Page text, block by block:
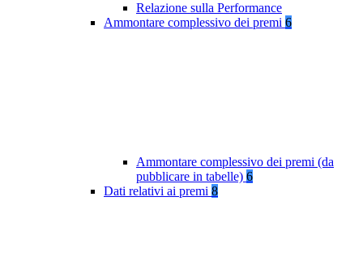
Relazione sulla Performance
Ammontare complessivo dei premi 6
Ammontare complessivo dei premi (da
pubblicare in tabelle) 6
Dati relativi ai premi 8